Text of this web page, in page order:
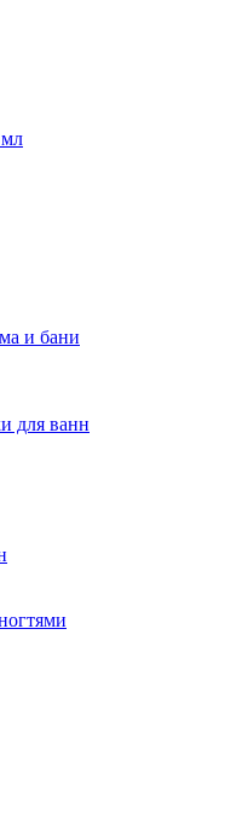
и бани
для ванн